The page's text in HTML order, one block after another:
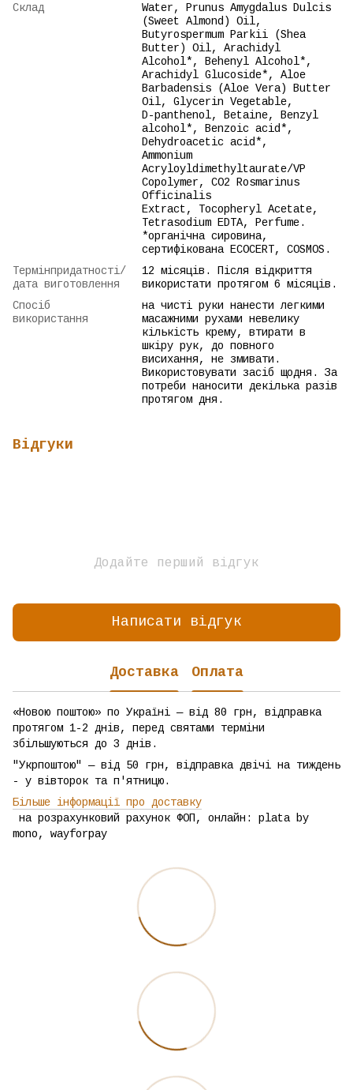
Склад
Water, Prunus Amygdalus Dulcis
(Sweet Almond) Oil,
Butyrospermum Parkii (Shea
Butter) Oil, Arachidyl
Alcohol*, Behenyl Alcohol*,
Arachidyl Glucoside*, Aloe
Barbadensis (Aloe Vera) Butter
Oil, Glycerin Vegetable,
D-рanthenol, Betaine, Benzyl
alcohol*, Benzoic acid*,
Dehydroacetic acid*,
Ammonium
Acryloyldimethyltaurate/VP
Copolymer, CO2 Rosmarinus
Officinalis
Еxtract, Tocopheryl Acetate,
Tetrasodium EDTA, Perfume.
*органічна сировина,
сертифікована ECOCERT, COSMOS.
Термінпридатності/
дата виготовлення
12 місяців. Після відкриття
використати протягом 6 місяців.
Спосіб
використання
на чисті руки нанести легкими
масажними рухами невелику
кількість крему, втирати в
шкіру рук, до повного
висихання, не змивати.
Використовувати засіб щодня. За
потреби наносити декілька разів
протягом дня.
Відгуки
Додайте перший відгук
Написати відгук
Доставка Оплата
«Новою поштою» по Україні — від 80 грн, відправка
протягом 1-2 днів, перед святами терміни
збільшуються до 3 днів.
"Укрпоштою" — від 50 грн, відправка двічі на тиждень
- у вівторок та п'ятницю.
Більше інформації про доставку
на розрахунковий рахунок ФОП, онлайн: plata by
mono, wayforpay